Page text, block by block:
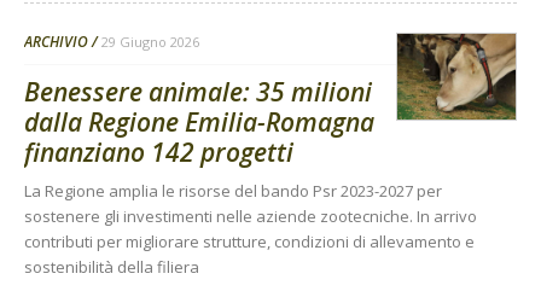
ARCHIVIO 29 Giugno 2026
Benessere animale: 35 milioni
dalla Regione Emilia-Romagna
finanziano 142 progetti
La Regione amplia le risorse del bando Psr 2023-2027 per
sostenere gli investimenti nelle aziende zootecniche. In arrivo
contributi per migliorare strutture, condizioni di allevamento e
sostenibilità della filiera